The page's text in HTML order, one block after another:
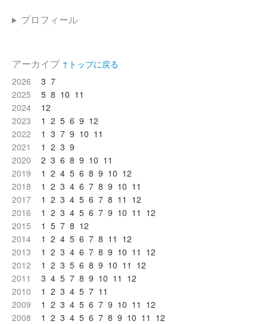
プロフィール
アーカイブ ↑トップに戻る
2026
3 7
2025
5 8 10 11
2024
12
2023
1 2 5 6 9 12
2022
1 3 7 9 10 11
2021
1 2 3 9
2020
2 3 6 8 9 10 11
2019
1 2 4 5 6 8 9 10 12
2018
1 2 3 4 6 7 8 9 10 11
2017
1 2 3 4 5 6 7 8 11 12
2016
1 2 3 4 5 6 7 9 10 11 12
2015
1 5 7 8 12
2014
1 2 4 5 6 7 8 11 12
2013
1 2 3 4 6 7 8 9 10 11 12
2012
1 2 3 5 6 8 9 10 11 12
2011
3 4 5 7 8 9 10 11 12
2010
1 2 3 4 5 7 11
2009
1 2 3 4 5 6 7 9 10 11 12
2008
1 2 3 4 5 6 7 8 9 10 11 12